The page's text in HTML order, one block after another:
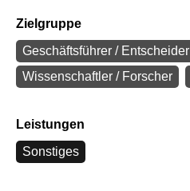
Zielgruppe
Geschäftsführer / Entscheider
Wissenschaftler / Forscher
Leistungen
Sonstiges